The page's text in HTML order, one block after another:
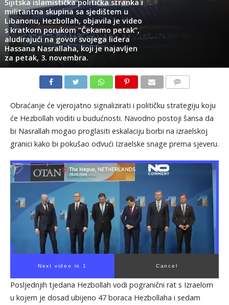
Šijitska islamistička politička stranka i
militantna skupina sa sjedištem u
Libanonu, Hezbollah, objavila je video
s kratkom porukom “Čekamo petak”,
aludirajući na govor svojega lidera
Hassana Nasrallaha, koji je najavljen
za petak, 3. novembra.
Obraćanje će vjerojatno signalizirati i političku strategiju koju
će Hezbollah voditi u budućnosti. Navodno postoji šansa da
bi Nasrallah mogao proglasiti eskalaciju borbi na izraelskoj
granici kako bi pokušao odvući Izraelske snage prema sjeveru.
Next video in 1 Cancel
Posljednjih tjedana Hezbollah vodi pogranični rat s Izraelom
u kojem je dosad ubijeno 47 boraca Hezbollaha i sedam